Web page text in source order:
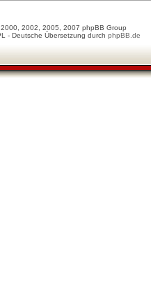
2002, 2005, 2007 phpBB Group
- Deutsche Übersetzung durch phpBB.de